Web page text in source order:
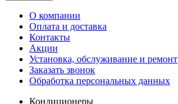
О компании
Оплата и доставка
Контакты
Акции
Установка, обслуживание и ремонт
Заказать звонок
Обработка персональных данных
Кондиционеры